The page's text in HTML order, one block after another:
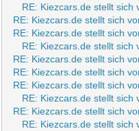
RE: Kiezcars.de stellt sich
RE: Kiezcars.de stellt sich
RE: Kiezcars.de stellt sich
RE: Kiezcars.de stellt sich
RE: Kiezcars.de stellt sich
RE: Kiezcars.de stellt sich
RE: Kiezcars.de stellt sich
RE: Kiezcars.de stellt sich
RE: Kiezcars.de stellt sich
RE: Kiezcars.de stellt sich